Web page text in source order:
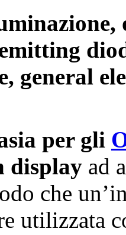
per gli
display ad
che
utilizzata